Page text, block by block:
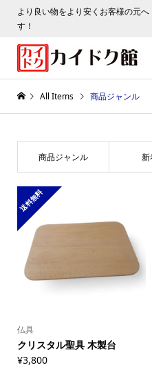
より良い物をより安くお客様の元
す！
All Items 商品ジャンル
商品ジャンル 新
送料無料
仏具
クリスタル聖具 木製台
¥3,800